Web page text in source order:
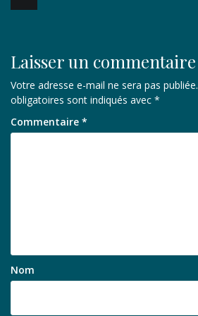
de
Laisser un commentaire
Votre adresse e-mail ne sera pas publiée.
obligatoires sont indiqués avec *
Commentaire *
Nom